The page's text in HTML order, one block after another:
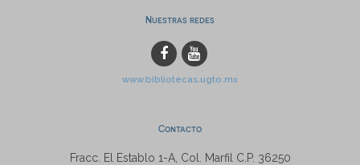
Nuestras redes
www.bibliotecas.ugto.mx
Contacto
Fracc. El Establo 1-A, Col. Marfil C.P. 36250